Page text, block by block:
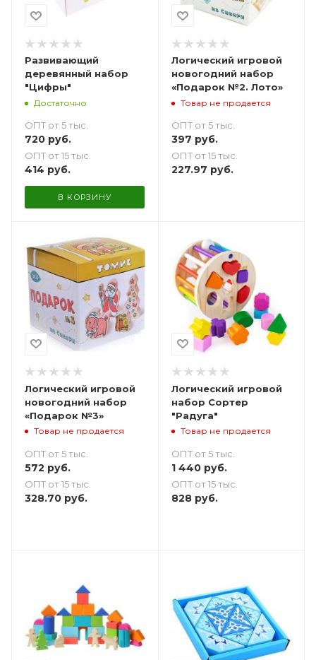
Развивающий
деревянный набор
"Цифры"
Достаточно
ОПТ от 5 тыс.
720 руб.
ОПТ от 15 тыс.
414 руб.
В КОРЗИНУ
Логический игровой
новогодний набор
«Подарок №2. Лото»
Товар не продается
ОПТ от 5 тыс.
397 руб.
ОПТ от 15 тыс.
227.97 руб.
Логический игровой
новогодний набор
«Подарок №3»
Товар не продается
ОПТ от 5 тыс.
572 руб.
ОПТ от 15 тыс.
328.70 руб.
Логический игровой
набор Сортер
"Радуга"
Товар не продается
ОПТ от 5 тыс.
1 440руб.
ОПТ от 15 тыс.
828руб.